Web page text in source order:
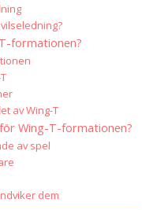
formationen?
av Wing-T
Wing-T-formationen?
av spel
dem